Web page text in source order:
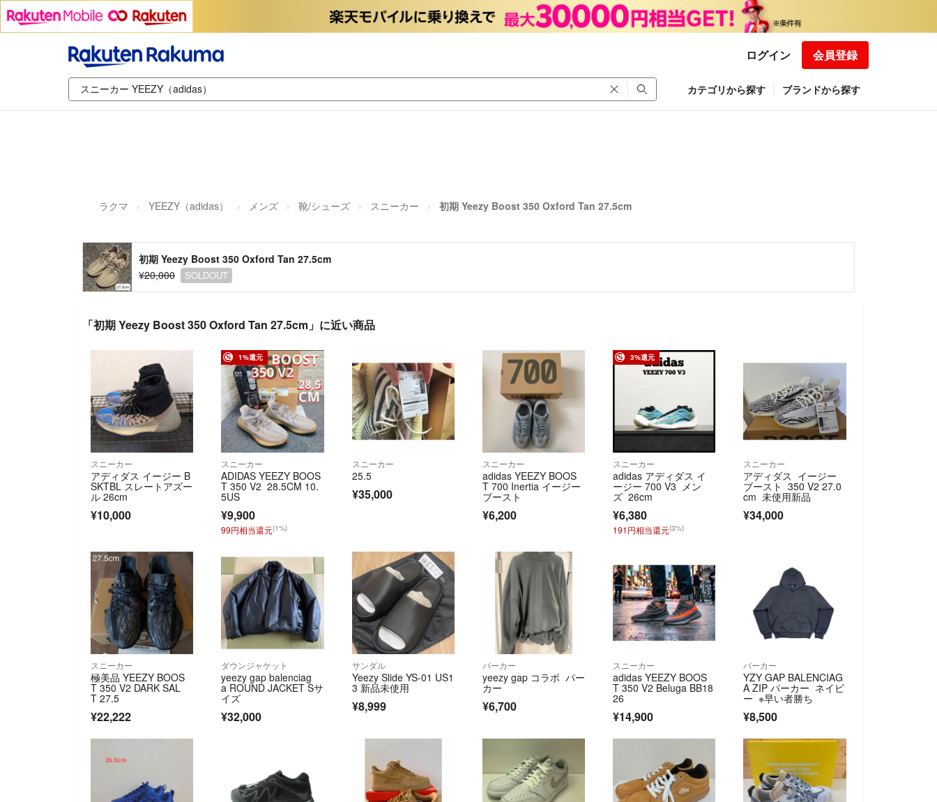
ログイン 会員登録
カテゴリから探す ブランドから探す
ラクマ YEEZY（adidas） メンズ 靴/シューズ スニーカー 初期 Yeezy Boost 350 Oxford Tan 27.5cm
初期 Yeezy Boost 350 Oxford Tan 27.5cm
¥20,000
SOLDOUT
「初期 Yeezy Boost 350 Oxford Tan 27.5cm」に近い商品
スニーカー
アディダス イージー B
SKTBL スレートアズー
ル 26cm
¥10,000
1%還元
スニーカー
ADIDAS YEEZY BOOS
T 350 V2 28.5CM 10.
5US
¥9,900
99円相当還元(1%)
スニーカー
25.5
¥35,000
スニーカー
adidas YEEZY BOOS
T 700 Inertia イージー
ブースト
¥6,200
3%還元
スニーカー
adidas アディダス イ
ージー 700 V3 メン
ズ 26cm
¥6,380
191円相当還元(3%)
スニーカー
アディダス イージー
ブースト 350 V2 27.0
cm 未使用新品
¥34,000
スニーカー
極美品 YEEZY BOOS
T 350 V2 DARK SAL
T 27.5
¥22,222
ダウンジャケット
yeezy gap balenciag
a ROUND JACKET Sサ
イズ
¥32,000
サンダル
Yeezy Slide YS-01 US1
3 新品未使用
¥8,999
パーカー
yeezy gap コラボ パー
カー
¥6,700
スニーカー
adidas YEEZY BOOS
T 350 V2 Beluga BB18
26
¥14,900
パーカー
YZY GAP BALENCIAG
A ZIP パーカー ネイビ
ー ※早い者勝ち
¥8,500